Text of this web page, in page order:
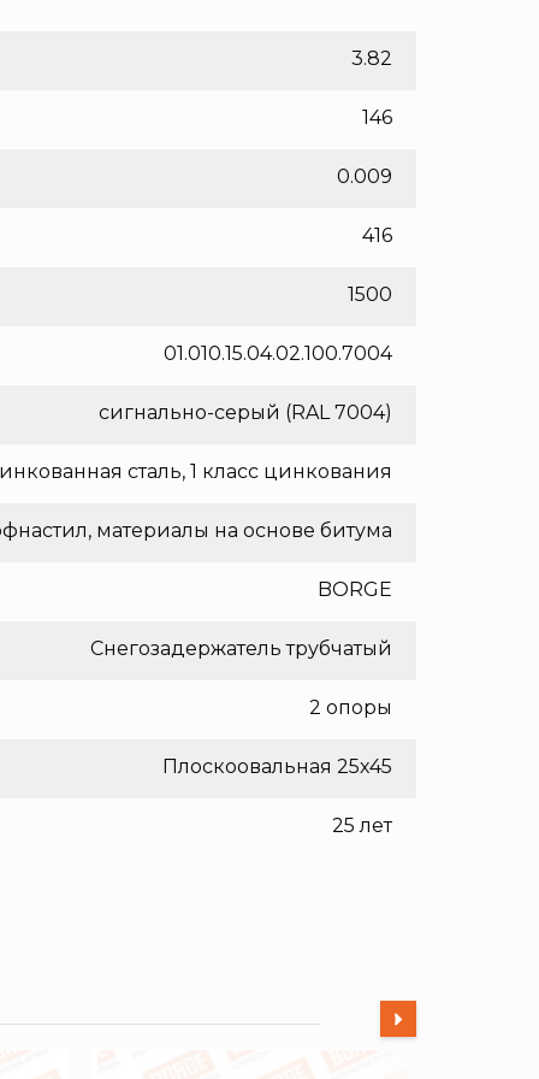
3.82
146
0.009
416
1500
01.010.15.04.02.100.7004
сигнально-серый (RAL 7004)
сталь, 1 класс цинкования
материалы на основе битума
BORGE
Снегозадержатель трубчатый
2 опоры
Плоскоовальная 25х45
25 лет